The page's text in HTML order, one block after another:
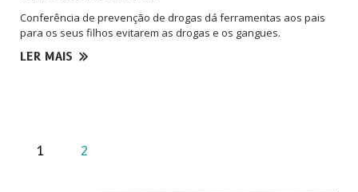
Conferência de prevenção de drogas dá ferramentas aos pais
para os seus filhos evitarem as drogas e os gangues.
LER MAIS
1 2